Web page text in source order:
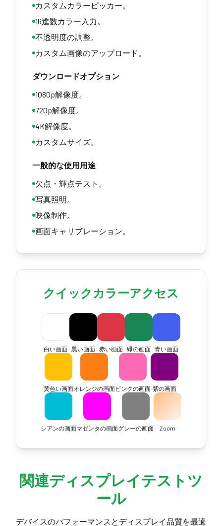
カスタムカラーピッカー。
16進数カラー入力。
不透明度の調整。
カスタム画像のアップロード。
ダウンロードオプション
1080p解像度。
720p解像度。
4K解像度。
カスタムサイズ。
一般的な使用用途
欠点・輝点テスト。
写真照明。
映像制作。
画面キャリブレーション。
クイックカラーアクセス
白い画面 黒い画面 赤い画面 緑の画面 青い画面
黄色い画面オレンジの画面ピンクの画面 紫の画面
シアンの画面マゼンタの画面グレーの画面 Zoom
関連ディスプレイテストツ
ール
デバイスのパフォーマンスとディスプレイ品質を最適